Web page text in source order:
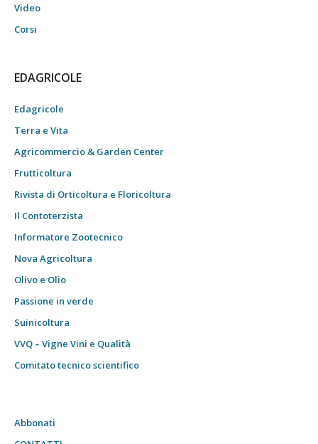
Video
Corsi
EDAGRICOLE
Edagricole
Terra e Vita
Agricommercio & Garden Center
Frutticoltura
Rivista di Orticoltura e Floricoltura
Il Contoterzista
Informatore Zootecnico
Nova Agricoltura
Olivo e Olio
Passione in verde
Suinicoltura
VVQ – Vigne Vini e Qualità
Comitato tecnico scientifico
Abbonati